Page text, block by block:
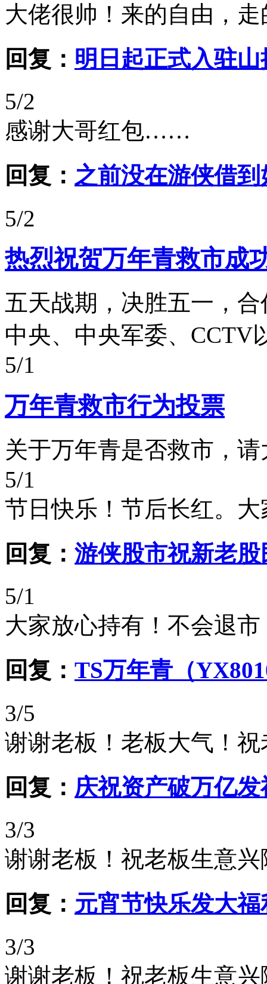
大佬很帅！来的自由，
回复： 明日起正式入驻
5/2
感谢大哥红包……
回复： 之前没在游侠借到
5/2
热烈祝贺万年青救市成
五天战期，决胜五一，
中央、中央军委、CCTV
5/1
万年青救市行为投票
关于万年青是否救市，
5/1
节日快乐！节后长红。
回复： 游侠股市祝新老
5/1
大家放心持有！不会退市
回复： TS万年青（
3/5
谢谢老板！老板大气！
回复： 庆祝资产破万亿
3/3
谢谢老板！祝老板生意
回复： 元宵节快乐发大
3/3
谢谢老板！祝老板生意